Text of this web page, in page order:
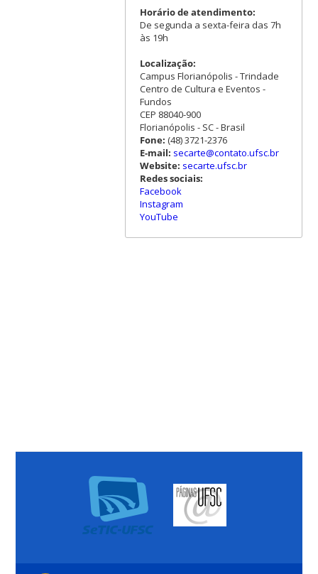
Horário de atendimento:
De segunda a sexta-feira das 7h
às 19h
Localização:
Campus Florianópolis - Trindade
Centro de Cultura e Eventos -
Fundos
CEP 88040-900
Florianópolis - SC - Brasil
Fone: (48) 3721-2376
E-mail: secarte@contato.ufsc.br
Website: secarte.ufsc.br
Redes sociais:
Facebook
Instagram
YouTube